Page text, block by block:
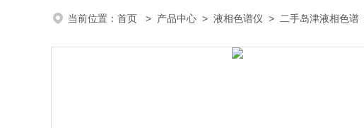
当前位置： 首页 > 产品中心 > 液相色谱仪 > 二手岛津液相色谱